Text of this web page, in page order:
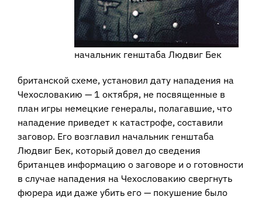
начальник генштаба Людвиг Бек
британской схеме, установил дату нападения на
Чехословакию — 1 октября, не посвященные в
план игры немецкие генералы, полагавшие, что
нападение приведет к катастрофе, составили
заговор. Его возглавил начальник генштаба
Людвиг Бек, который довел до сведения
британцев информацию о заговоре и о готовности
в случае нападения на Чехословакию свергнуть
фюрера иди даже убить его — покушение было